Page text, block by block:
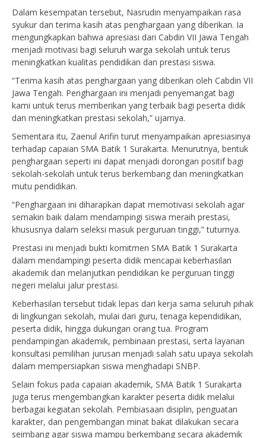
Dalam kesempatan tersebut, Nasrudin menyampaikan rasa
syukur dan terima kasih atas penghargaan yang diberikan. Ia
mengungkapkan bahwa apresiasi dari Cabdin VII Jawa Tengah
menjadi motivasi bagi seluruh warga sekolah untuk terus
meningkatkan kualitas pendidikan dan prestasi siswa.
“Terima kasih atas penghargaan yang diberikan oleh Cabdin VII
Jawa Tengah. Penghargaan ini menjadi penyemangat bagi
kami untuk terus memberikan yang terbaik bagi peserta didik
dan meningkatkan prestasi sekolah,” ujarnya.
Sementara itu, Zaenul Arifin turut menyampaikan apresiasinya
terhadap capaian SMA Batik 1 Surakarta. Menurutnya, bentuk
penghargaan seperti ini dapat menjadi dorongan positif bagi
sekolah-sekolah untuk terus berkembang dan meningkatkan
mutu pendidikan.
“Penghargaan ini diharapkan dapat memotivasi sekolah agar
semakin baik dalam mendampingi siswa meraih prestasi,
khususnya dalam seleksi masuk perguruan tinggi,” tuturnya.
Prestasi ini menjadi bukti komitmen SMA Batik 1 Surakarta
dalam mendampingi peserta didik mencapai keberhasilan
akademik dan melanjutkan pendidikan ke perguruan tinggi
negeri melalui jalur prestasi.
Keberhasilan tersebut tidak lepas dari kerja sama seluruh pihak
di lingkungan sekolah, mulai dari guru, tenaga kependidikan,
peserta didik, hingga dukungan orang tua. Program
pendampingan akademik, pembinaan prestasi, serta layanan
konsultasi pemilihan jurusan menjadi salah satu upaya sekolah
dalam mempersiapkan siswa menghadapi SNBP.
Selain fokus pada capaian akademik, SMA Batik 1 Surakarta
juga terus mengembangkan karakter peserta didik melalui
berbagai kegiatan sekolah. Pembiasaan disiplin, penguatan
karakter, dan pengembangan minat bakat dilakukan secara
seimbang agar siswa mampu berkembang secara akademik